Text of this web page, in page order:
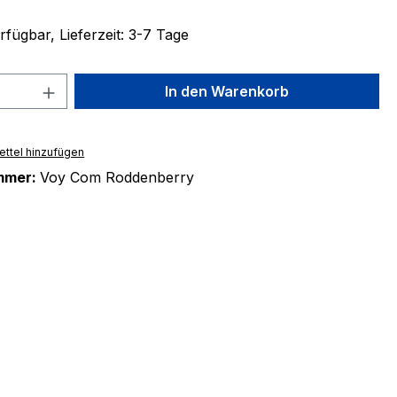
Lieferzeit: 3-7 Tage
Anzahl: Gib den gewünschten Wert
In den Warenkorb
hinzufügen
Voy Com Roddenberry